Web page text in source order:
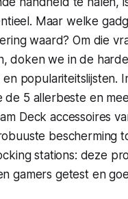
Maar welke
waard? Om die
doken we in de harde
populariteitslijsten.
de 5 allerbeste en
Deck accessoires
bescherming
stations: deze
gamers getest en